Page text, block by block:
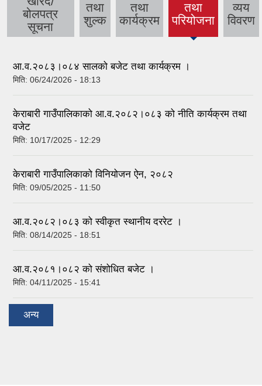
बोलपत्र
सूचना
तथा
शुल्क
तथा
कार्यक्रम
तथा
परियोजना
(active
tab)
व्यय
विवरण
आ.व.२०८३।०८४ सालको बजेट तथा कार्यक्रम ।
मिति: 06/24/2026 - 18:13
केराबारी गाउँपालिकाको आ.व.२०८२।०८३ को नीति कार्यक्रम तथा
वजेट
मिति: 10/17/2025 - 12:29
केराबारी गाउँपालिकाको विनियोजन ऐन, २०८२
मिति: 09/05/2025 - 11:50
आ.व.२०८२।०८३ को स्वीकृत स्थानीय दररेट ।
मिति: 08/14/2025 - 18:51
आ.व.२०८१।०८२ को संशोधित बजेट ।
मिति: 04/11/2025 - 15:41
अन्य